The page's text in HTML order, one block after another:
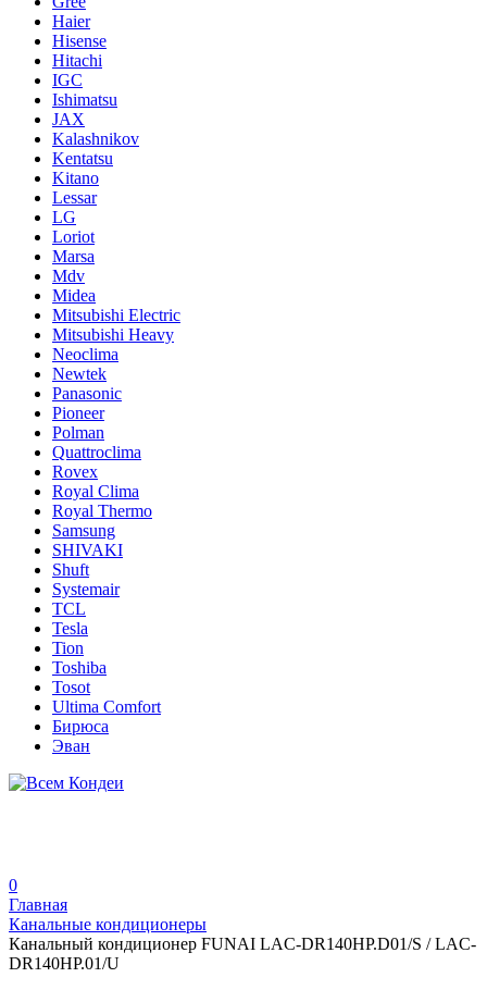
Haier
Hisense
Hitachi
IGC
Ishimatsu
JAX
Kalashnikov
Kentatsu
Kitano
Lessar
LG
Loriot
Marsa
Mdv
Midea
Mitsubishi Electric
Mitsubishi Heavy
Neoclima
Newtek
Panasonic
Pioneer
Polman
Quattroclima
Rovex
Royal Clima
Royal Thermo
Samsung
SHIVAKI
Shuft
Systemair
TCL
Tesla
Tion
Toshiba
Tosot
Ultima Comfort
Бирюса
Эван
0
Главная
Канальные кондиционеры
Канальный кондиционер FUNAI LAC-DR140HP.D01/S / LAC-
DR140HP.01/U